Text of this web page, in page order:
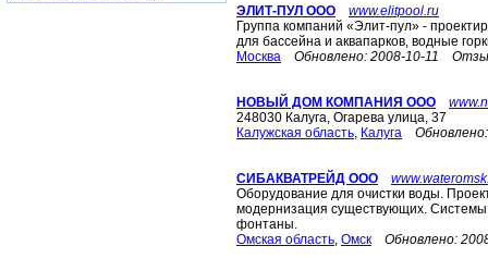
ЭЛИТ-ПУЛ ООО
www.elitpool.ru
Группа компаний «Элит-пул» -
для бассейна и аквапарков, водные
Москва
Обновлено: 2008-10-11
НОВЫЙ ДОМ КОМПАНИЯ ООО
248030 Калуга, Огарева улица, 37
Калужская область, Калуга Обновлено:
СИБАКВАТРЕЙД ООО
Оборудование для очистки воды.
модернизация существующих.
фонтаны.
Омская область, Омск Обновлено: